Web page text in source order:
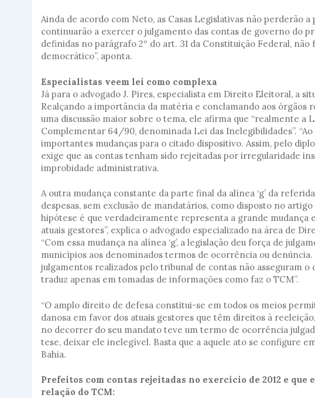
Ainda de acordo com Neto, as Casas Legislativas não perderão
continuarão a exercer o julgamento das contas de governo do
definidas no parágrafo 2º do art. 31 da Constituição Federal,
democrático”, aponta.
Especialistas veem lei como complexa
Já para o advogado J. Pires, especialista em Direito Eleitoral, a
Realçando a importância da matéria e conclamando aos órgãos
uma discussão maior sobre o tema, ele afirma que “realmente a
Complementar 64/90, denominada Lei das Inelegibilidades”.
importantes mudanças para o citado dispositivo. Assim, pelo
exige que as contas tenham sido rejeitadas por irregularidade
improbidade administrativa.
A outra mudança constante da parte final da alínea ‘g’ da
despesas, sem exclusão de mandatários, como disposto no
hipótese é que verdadeiramente representa a grande mudança
atuais gestores”, explica o advogado especializado na área de
“Com essa mudança na alínea ‘g’, a legislação deu força de
municípios aos denominados termos de ocorrência ou
julgamentos realizados pelo tribunal de contas não asseguram o
traduz apenas em tomadas de informações como faz o TCM”.
“O amplo direito de defesa constitui-se em todos os meios
danosa em favor dos atuais gestores que têm direitos à
no decorrer do seu mandato teve um termo de ocorrência
tese, deixar ele inelegível. Basta que a aquele ato se configure
Bahia.
Prefeitos com contas rejeitadas no exercício de 2012 e
relação do TCM: